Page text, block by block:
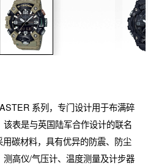
系列，专门设计用于布满碎
表是与英国陆军合作设计的联名
碳材料，具有优异的防震、防尘
高仪/气压计、温度测量及计步器